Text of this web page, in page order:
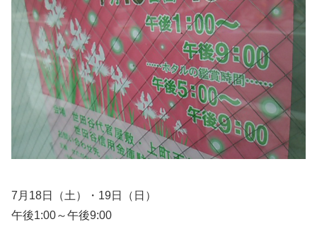
7月18日（土）・19日（日）
午後1:00～午後9:00